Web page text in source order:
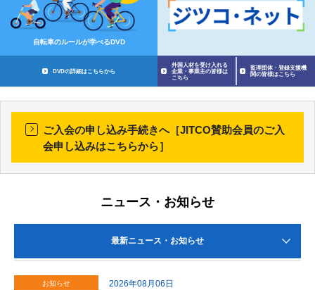
自転車のルールが学べるDVD
DVDの詳細はこちらから
外国人材を受け入れる
企業・事業主の皆様は
こちら
監理団体・登録支援機
関の皆様はこちら
ご入会の申し込み手続きへ［JITCO賛助会員のご入
会申し込みはこちらから］
ニュース・お知らせ
最新ニュース・お知らせ
お知らせ
2026年08月06日